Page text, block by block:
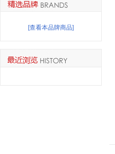
[查看本品牌商品]